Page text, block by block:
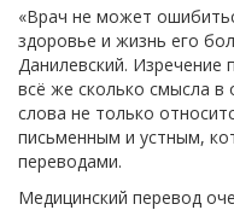
«Врач не может
здоровье и жизнь его
Данилевский. Изречение
всё же сколько смысла в
слова не только
письменным и устным,
переводами.
Медицинский перевод